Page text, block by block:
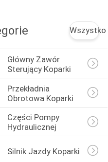
Wszystko
Główny Zawór
Sterujący Koparki
Przekładnia
Obrotowa Koparki
Części Pompy
Hydraulicznej
Silnik Jazdy Koparki